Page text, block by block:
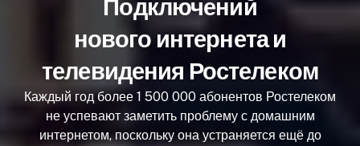
Подключений
нового интернета и
телевидения Ростелеком
Каждый год более 1 500 000 абонентов Ростелеком
не успевают заметить проблему с домашним
интернетом, поскольку она устраняется ещё до